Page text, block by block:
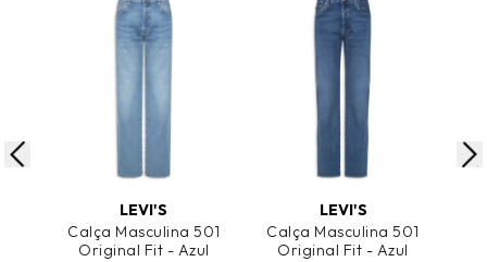
ADICIONAR AO CARRINHO
LEVI'S
Calça Masculina 501
Original Fit - Azul
ADICIONAR AO CARRINHO
LEVI'S
Calça Masculina 501
Original Fit - Azul